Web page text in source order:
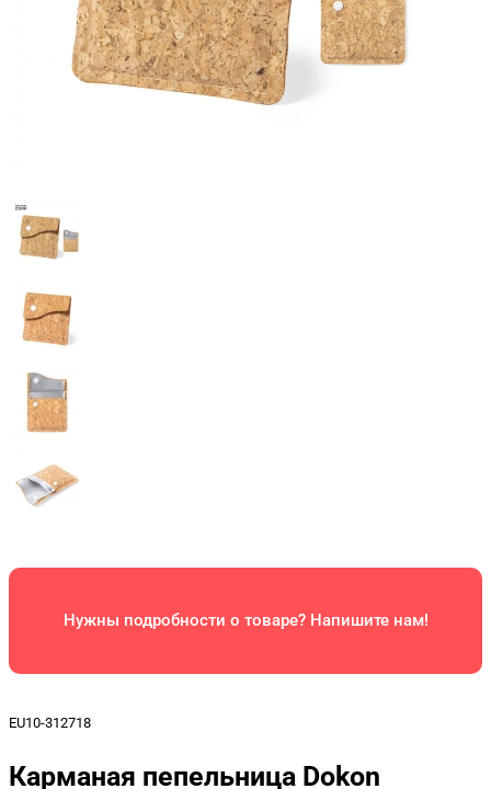
Нужны подробности о товаре? Напишите нам!
EU10-312718
Карманая пепельница Dokon